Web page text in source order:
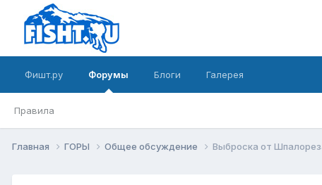
Фишт.ру Форумы
Правила
Блоги Галерея
Главная ГОРЫ Общее обсуждение Выброска от